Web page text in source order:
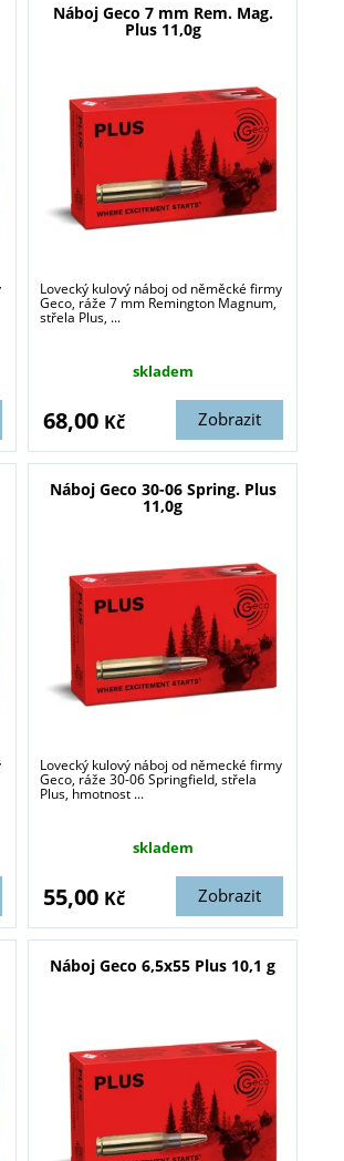
Náboj Geco 7 mm Rem. Mag.
Plus 11,0g
Lovecký kulový náboj od něměcké firmy
Geco, ráže 7 mm Remington Magnum,
střela Plus, ...
skladem
Zobrazit
68,00 Kč
Náboj Geco 30-06 Spring. Plus
11,0g
Lovecký kulový náboj od německé firmy
Geco, ráže 30-06 Springfield, střela
Plus, hmotnost ...
skladem
Zobrazit
55,00 Kč
Náboj Geco 6,5x55 Plus 10,1 g